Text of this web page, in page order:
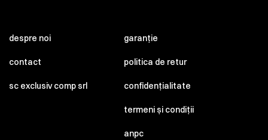
despre noi
contact
sc exclusiv comp srl
garanție
politica de retur
confidențialitate
termeni și condiții
anpc